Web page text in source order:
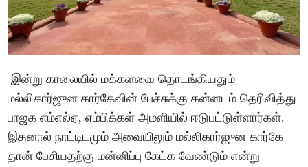
இன்று காலையில் மக்களவை தொடங்கியதும்
மல்லிகார்ஜுன கார்கேவின் பேச்சுக்கு கன்னடம் தெரிவித்து
பாஜக எம்எல்ஏ, எம்பிக்கள் அமளியில் ஈடுபட்டுள்ளார்கள்.
இதனால் நாட்டிடமும் அவையிலும் மல்லிகார்ஜுன கார்கே
தான் பேசியதற்கு மன்னிப்பு கேட்க வேண்டும் என்று